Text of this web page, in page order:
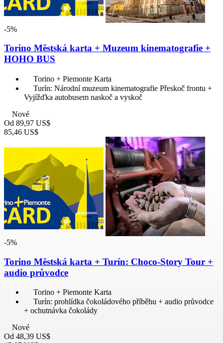
-5%
Torino Městská karta + Muzeum kinematografie +
HOHO BUS
Torino + Piemonte Karta
Turín: Národní muzeum kinematografie Přeskoč frontu +
Vyjížďka autobusem naskoč a vyskoč
Nové
Od 89,97 US$
85,46 US$
-5%
Torino Městská karta + Turín: Choco-Story Tour +
audio průvodce
Torino + Piemonte Karta
Turín: prohlídka čokoládového příběhu + audio průvodce
+ ochutnávka čokolády
Nové
Od 48,39 US$